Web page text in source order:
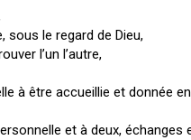
sous le regard de Dieu,
l’un l’autre,
à être accueillie et donnée
et à deux, échanges